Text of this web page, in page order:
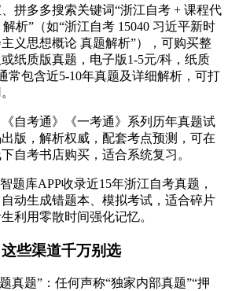
拼多多搜索关键词“浙江自考 + 课程代
析”（如“浙江自考 15040 习近平新时
义思想概论 真题解析”），可购买整
纸质版真题，电子版1-5元/科，纸质
常包含近5-10年真题及详细解析，可打
自考通》《一考通》系列历年真题试
版，解析权威，配套考点预测，可在
自考书店购买，适合系统复习。
题库APP收录近15年浙江自考真题，
动生成错题本、模拟考试，适合碎片
利用零散时间强化记忆。
这些渠道千万别选
真题”：任何声称“独家内部真题”“押